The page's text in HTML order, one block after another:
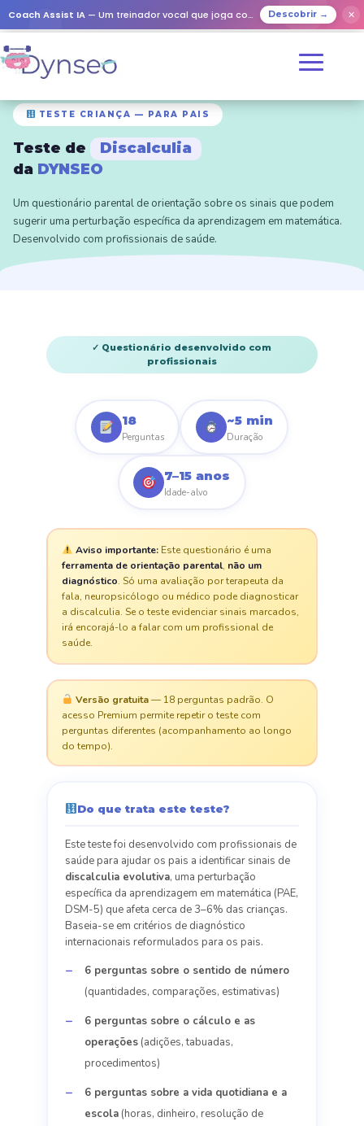
Coach Assist IA — Um treinador vocal que joga com os seus entes queridos Descobrir → ✕
TESTE CRIANÇA — PARA PAIS
Teste de
Discalculia
da DYNSEO
Um questionário parental de orientação sobre os sinais que podem
sugerir uma perturbação específica da aprendizagem em matemática.
Desenvolvido com profissionais de saúde.
✓ Questionário desenvolvido com
profissionais
18
Perguntas
~5 min
Duração
7–15 anos
Idade-alvo
Aviso importante:Este questionário é uma
ferramenta de orientação parental, não um
diagnóstico. Só uma avaliação por terapeuta da
fala, neuropsicólogo ou médico pode diagnosticar
a discalculia. Se o teste evidenciar sinais marcados,
irá encorajá-lo a falar com um profissional de
saúde.
Versão gratuita— 18 perguntas padrão. O
acesso Premium permite repetir o teste com
perguntas diferentes (acompanhamento ao longo
do tempo).
Do que trata este teste?
Este teste foi desenvolvido com profissionais de
saúde para ajudar os pais a identificar sinais de
discalculia evolutiva, uma perturbação
específica da aprendizagem em matemática (PAE,
DSM-5) que afeta cerca de 3–6% das crianças.
Baseia-se em critérios de diagnóstico
internacionais reformulados para os pais.
6 perguntas sobre o sentido de número
(quantidades, comparações, estimativas)
6 perguntas sobre o cálculo e as
operações (adições, tabuadas,
procedimentos)
6 perguntas sobre a vida quotidiana e a
escola (horas, dinheiro, resolução de